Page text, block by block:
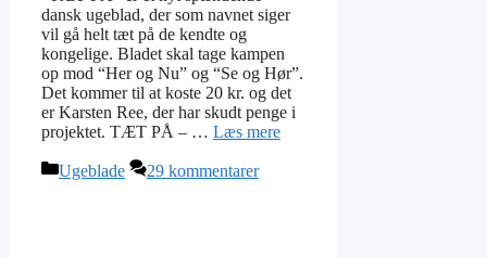
dansk ugeblad, der som navnet siger
vil gå helt tæt på de kendte og
kongelige. Bladet skal tage kampen
op mod “Her og Nu” og “Se og Hør”.
Det kommer til at koste 20 kr. og det
er Karsten Ree, der har skudt penge i
projektet. TÆT PÅ – … Læs mere
Kategorier
Ugeblade 29 kommentarer